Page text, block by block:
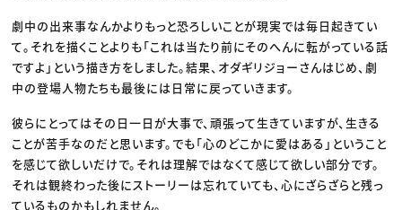
劇中の出来事なんかよりもっと恐ろしいことが現実では毎日起きてい
て。それを描くことよりも「これは当たり前にそのへんに転がっている話
ですよ」という描き方をしました。結果、オダギリジョーさんはじめ、劇
中の登場人物たちも最後には日常に戻っていきます。
彼らにとってはその日一日が大事で、頑張って生きていますが、生きる
ことが苦手なのだと思います。でも「心のどこかに愛はある」ということ
を感じて欲しいだけで。それは理解ではなくて感じて欲しい部分です。
それは観終わった後にストーリーは忘れていても、心にざらざらと残っ
ているものかもしれません。